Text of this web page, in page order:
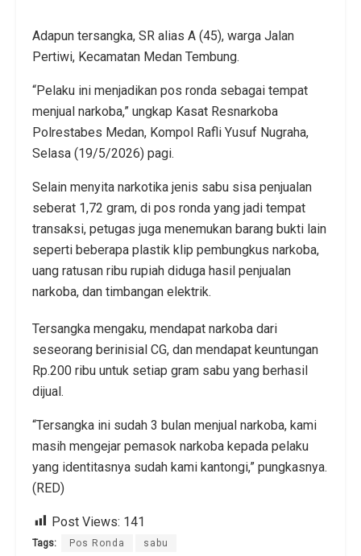
Adapun tersangka, SR alias A (45), warga Jalan
Pertiwi, Kecamatan Medan Tembung.
“Pelaku ini menjadikan pos ronda sebagai tempat
menjual narkoba,” ungkap Kasat Resnarkoba
Polrestabes Medan, Kompol Rafli Yusuf Nugraha,
Selasa (19/5/2026) pagi.
Selain menyita narkotika jenis sabu sisa penjualan
seberat 1,72 gram, di pos ronda yang jadi tempat
transaksi, petugas juga menemukan barang bukti lain
seperti beberapa plastik klip pembungkus narkoba,
uang ratusan ribu rupiah diduga hasil penjualan
narkoba, dan timbangan elektrik.
Tersangka mengaku, mendapat narkoba dari
seseorang berinisial CG, dan mendapat keuntungan
Rp.200 ribu untuk setiap gram sabu yang berhasil
dijual.
“Tersangka ini sudah 3 bulan menjual narkoba, kami
masih mengejar pemasok narkoba kepada pelaku
yang identitasnya sudah kami kantongi,” pungkasnya.
(RED)
Post Views: 141
Tags: Pos Ronda sabu